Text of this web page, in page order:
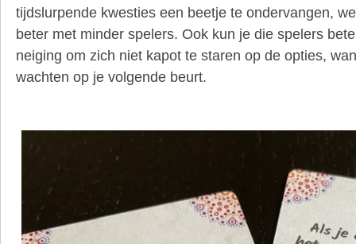
tijdslurpende kwesties een beetje te ondervangen,
beter met minder spelers. Ook kun je die spelers
neiging om zich niet kapot te staren op de opties,
wachten op je volgende beurt.